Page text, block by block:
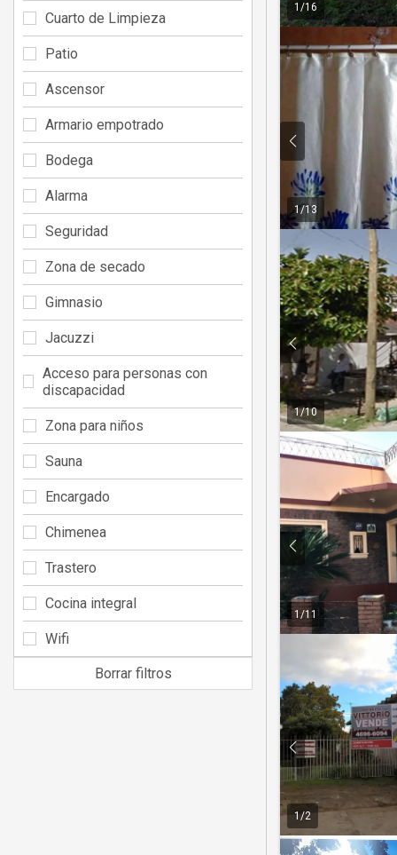
1 /16
1/13
1/10
1 /11
1 /2
Cuarto de Limpieza
Patio
Ascensor
Armario empotrado
Bodega
Alarma
Seguridad
Zona de secado
Gimnasio
Jacuzzi
Acceso para personas con
discapacidad
Zona para niños
Sauna
Encargado
Chimenea
Trastero
Cocina integral
Wifi
Borrar filtros